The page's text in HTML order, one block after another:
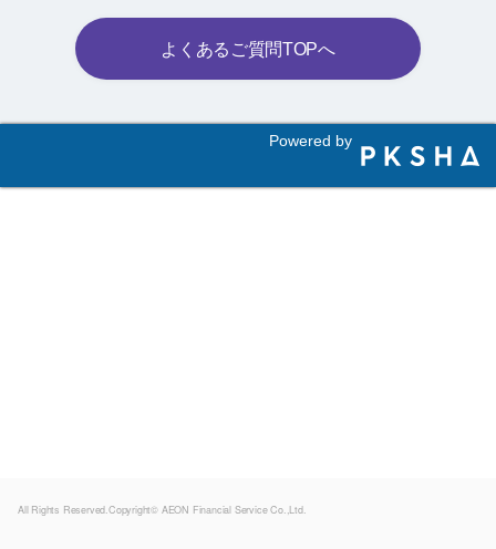
よくあるご質問TOPへ
All Rights Reserved.Copyright© AEON Financial Service Co.,Ltd.
Powered by